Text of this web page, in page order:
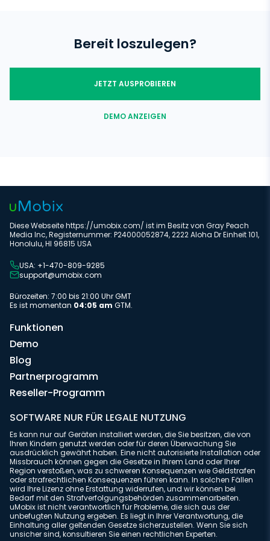
Gehe zu den Einstellungen und rufe die Seite für die
Kindersicherung auf. Dort musst du einen PIN-Code festlegen.
Jugendschutzsoftware wie uMobix.
Bereit loszulegen?
JETZT AUSPROBIEREN
DEMO ANZEIGEN
Diese Webseite https://umobix.com/ ist im Besitz von Gray Peach
Media Inc, Registernummer: P24000052874, 2222 Aloha Dr Einheit 101,
Honolulu, HI 96815 USA
USA: +1-470-809-9285
support@umobix.com
Bürozeiten: 7:00 bis 21:00 Uhr GMT
Es ist momentan 04:05 am GTM.
Funktionen
Demo
Blog
Partnerprogramm
Reseller-Programm
SOFTWARE NUR FÜR LEGALE NUTZUNG
Es kann nur auf Geräten installiert werden, die Sie besitzen, die von
Ihren Kindern genutzt werden oder für deren Überwachung Sie
ausdrücklich gewährt haben. Eine nicht autorisierte Installation oder
Missbrauch können gegen die Gesetze in Ihrem Land oder Ihrer
Region verstoßen, was zu schweren Konsequenzen wie Geldstrafen
oder strafrechtlichen Konsequenzen führen kann. In solchen Fällen
wird Ihre Lizenz ohne Erstattung widerrufen, und wir können bei
Bedarf mit den Strafverfolgungsbehörden zusammenarbeiten.
uMobix ist nicht verantwortlich für Probleme, die sich aus der
unbefugten Nutzung ergeben. Es liegt in Ihrer Verantwortung, die
Einhaltung aller geltenden Gesetze sicherzustellen. Wenn Sie sich
unsicher sind, konsultieren Sie einen rechtlichen Experten.